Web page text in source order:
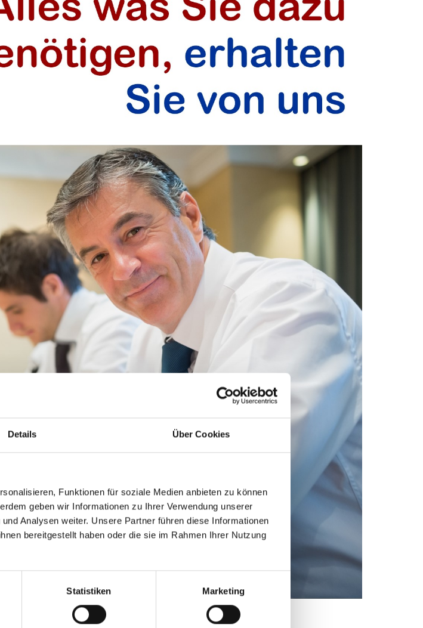
Details Über Cookies
Funktionen für soziale Medien anbieten zu können
geben wir Informationen zu Ihrer Verwendung unserer
Analysen weiter. Unsere Partner führen diese Informationen
bereitgestellt haben oder die sie im Rahmen Ihrer Nutzung
Statistiken Marketing